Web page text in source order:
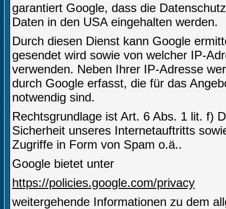
garantiert Google, dass die
Daten in den USA eingehalten werden.
Durch diesen Dienst kann Google
gesendet wird sowie von welcher IP-
verwenden. Neben Ihrer IP-Adresse
durch Google erfasst, die für das
notwendig sind.
Rechtsgrundlage ist Art. 6 Abs. 1 lit. f)
Sicherheit unseres Internetauftritts
Zugriffe in Form von Spam o.ä..
Google bietet unter
https://policies.google.com/privacy
weitergehende Informationen zu dem